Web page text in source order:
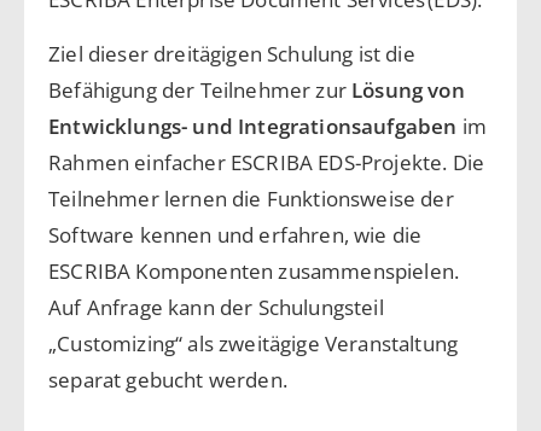
Ziel dieser dreitägigen Schulung ist die
Befähigung der Teilnehmer zur Lösung von
Entwicklungs- und Integrationsaufgaben im
Rahmen einfacher ESCRIBA EDS-Projekte. Die
Teilnehmer lernen die Funktionsweise der
Software kennen und erfahren, wie die
ESCRIBA Komponenten zusammenspielen.
Auf Anfrage kann der Schulungsteil
„Customizing“ als zweitägige Veranstaltung
separat gebucht werden.